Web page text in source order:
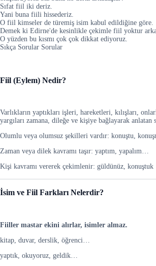
Sıfat fiil iki deriz.
Yani buna fiili hissederiz.
O fiil kimseler de türemiş isim kabul edildiğine göre.
Demek ki Edirne'de kesinlikle çekimle fiil yoktur
O yüzden bu kısmı çok çok dikkat ediyoruz.
Sıkça Sorular Sorular
Fiil (Eylem) Nedir?
Varlıkların yaptıkları işleri, hareketleri, kılışları,
yargıları zamana, dileğe ve kişiye bağlayarak anlatan
Olumlu veya olumsuz şekilleri vardır: konuştu,
Zaman veya dilek kavramı taşır: yaptım, yapalım…
Kişi kavramı vererek çekimlenir: güldünüz, konuştuk
İsim ve Fiil Farkları Nelerdir?
Fiiller mastar ekini alırlar, isimler almaz.
kitap, duvar, derslik, öğrenci…
yaptık, okuyoruz, geldik…